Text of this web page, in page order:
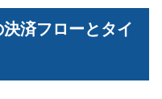
済フローとタイ